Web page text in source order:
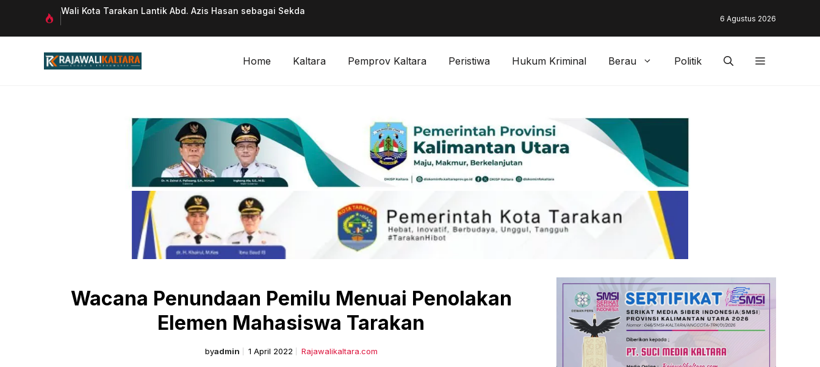
isi
Wali Kota Tarakan Lantik Abd. Azis Hasan sebagai Sekda
6 Agustus 2026
Home Kaltara Pemprov Kaltara Peristiwa Hukum Kriminal Berau Politik
Wacana Penundaan Pemilu Menuai Penolakan
Elemen Mahasiswa Tarakan
byadmin 1 April 2022 Rajawalikaltara.com